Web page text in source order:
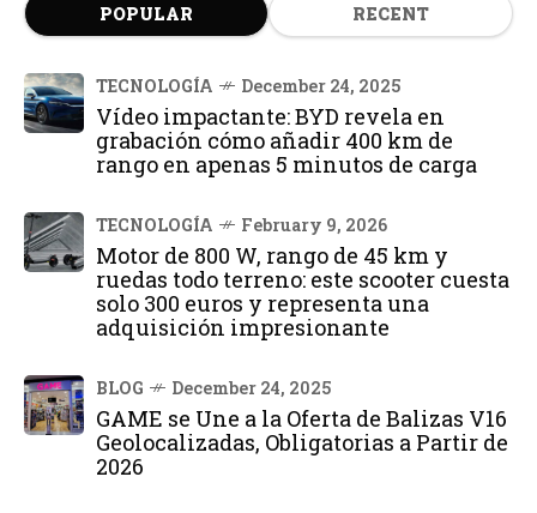
POPULAR RECENT
TECNOLOGÍA December 24, 2025
Vídeo impactante: BYD revela en
grabación cómo añadir 400 km de
rango en apenas 5 minutos de carga
TECNOLOGÍA February 9, 2026
Motor de 800 W, rango de 45 km y
ruedas todo terreno: este scooter cuesta
solo 300 euros y representa una
adquisición impresionante
BLOG December 24, 2025
GAME se Une a la Oferta de Balizas V16
Geolocalizadas, Obligatorias a Partir de
2026